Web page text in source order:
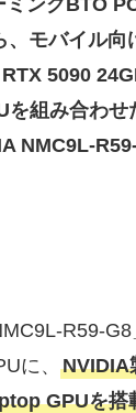
モバイル向
5090
を組み合わせ
NMC9L-
R59-
に、NVIDIA
GPUを搭